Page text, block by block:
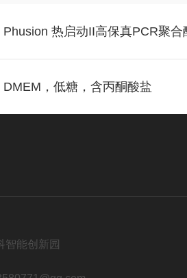
Phusion 热启动II高保真PCR聚合
DMEM，低糖，含丙酮酸盐
智能创新园